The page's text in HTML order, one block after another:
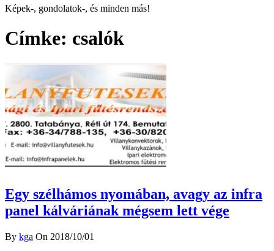
Képek-, gondolatok-, és minden más!
Címke: csalók
Egy szélhámos nyomában, avagy az infra
panel kálváriának mégsem lett vége
By kga On 2018/10/01